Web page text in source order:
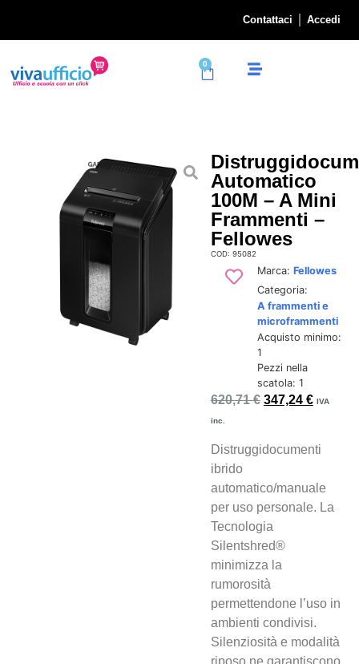
Contattaci Accedi
0
Automatico
100M – A Mini
Frammenti –
Fellowes
COD: 95082
Marca: Fellowes
Categoria:
A frammenti e
microframmenti
Acquisto minimo:
1
Pezzi nella
scatola: 1
620,71€ 347,24 € IVA
inc.
Distruggidocumenti
ibrido
automatico/manuale
per uso personale. La
Tecnologia
Silentshred®
minimizza la
rumorosità
permettendone l’uso in
ambienti condivisi.
Silenziosità e modalità
riposo ne garantiscono